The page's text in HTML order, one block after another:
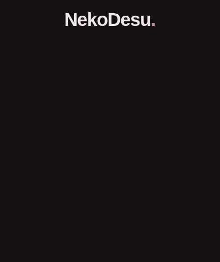
NekoDesu.